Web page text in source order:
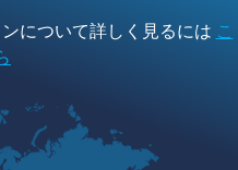
について詳しく見るには こ